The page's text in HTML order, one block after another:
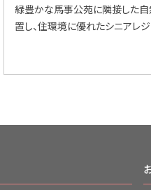
緑豊かな馬事公苑に隣接した
置し、住環境に優れたシニアレジ